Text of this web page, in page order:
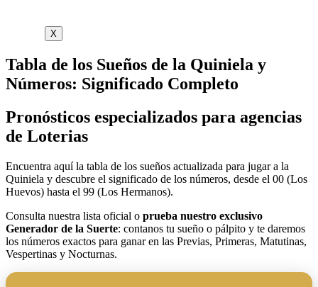
X
Tabla de los Sueños de la Quiniela y
Números: Significado Completo
Pronósticos especializados para agencias
de Loterias
Encuentra aquí la tabla de los sueños actualizada para jugar a la
Quiniela y descubre el significado de los números, desde el 00 (Los
Huevos) hasta el 99 (Los Hermanos).
Consulta nuestra lista oficial o prueba nuestro exclusivo
Generador de la Suerte: contanos tu sueño o pálpito y te daremos
los números exactos para ganar en las Previas, Primeras, Matutinas,
Vespertinas y Nocturnas.